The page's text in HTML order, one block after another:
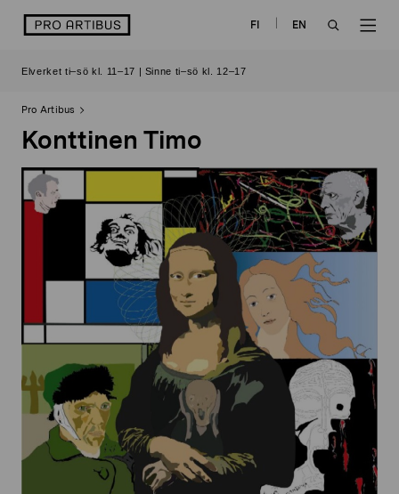
logo FI
EN
Elverket ti–sö kl. 11–17 | Sinne ti–sö kl. 12–17
Pro Artibus
Konttinen Timo